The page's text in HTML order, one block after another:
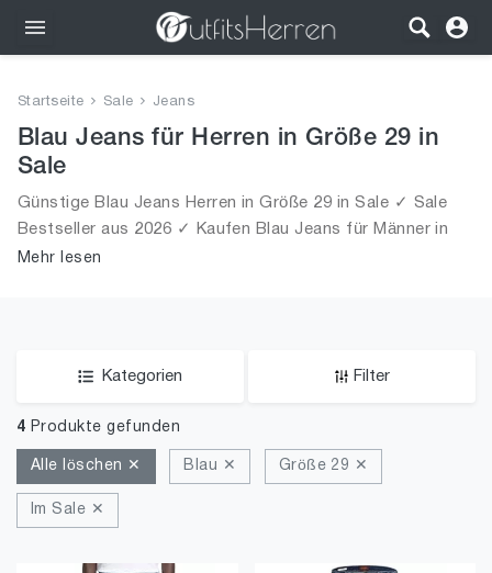
Bekleidung
Schuhe
Startseite Sale Jeans
Blau Jeans für Herren in Größe 29 in
Sale
Günstige Blau Jeans Herren in Größe 29 in Sale ✓ Sale
Bestseller aus 2026 ✓ Kaufen Blau Jeans für Männer in
Größe 29 in Sale!
Mehr lesen
Kategorien Filter
4 Produkte gefunden
Alle löschen ✕ Blau ✕ Größe 29 ✕
Im Sale ✕